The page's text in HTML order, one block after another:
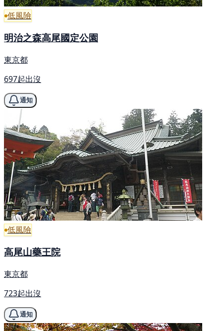
低風險
明治之森高尾國定公園
東京都
697起出沒
通知
低風險
高尾山藥王院
東京都
723起出沒
通知